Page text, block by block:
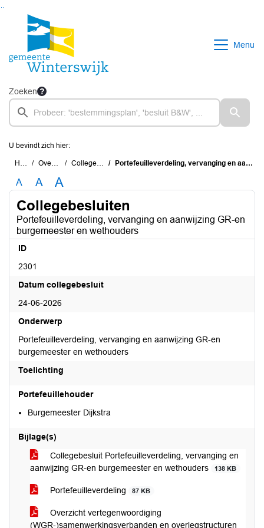
Ga naar de inhoud van deze pagina
Ga naar het zoeken
Ga naar het menu
Menu
Zoeken
U bevindt zich hier:
Home Overzichten Collegebesluiten Portefeuilleverdeling, vervanging en aanwijzing GR-en burgemeester en wethouders
A A A
Collegebesluiten
Portefeuilleverdeling, vervanging en aanwijzing GR-en
burgemeester en wethouders
ID
2301
Datum collegebesluit
24-06-2026
Onderwerp
Portefeuilleverdeling, vervanging en aanwijzing GR-en
burgemeester en wethouders
Toelichting
Portefeuillehouder
Burgemeester Dijkstra
Bijlage(s)
Collegebesluit Portefeuilleverdeling, vervanging en
aanwijzing GR-en burgemeester en wethouders
138 KB
Portefeuilleverdeling 87 KB
Overzicht vertegenwoordiging
(WGR-)samenwerkingsverbanden en overlegstructuren